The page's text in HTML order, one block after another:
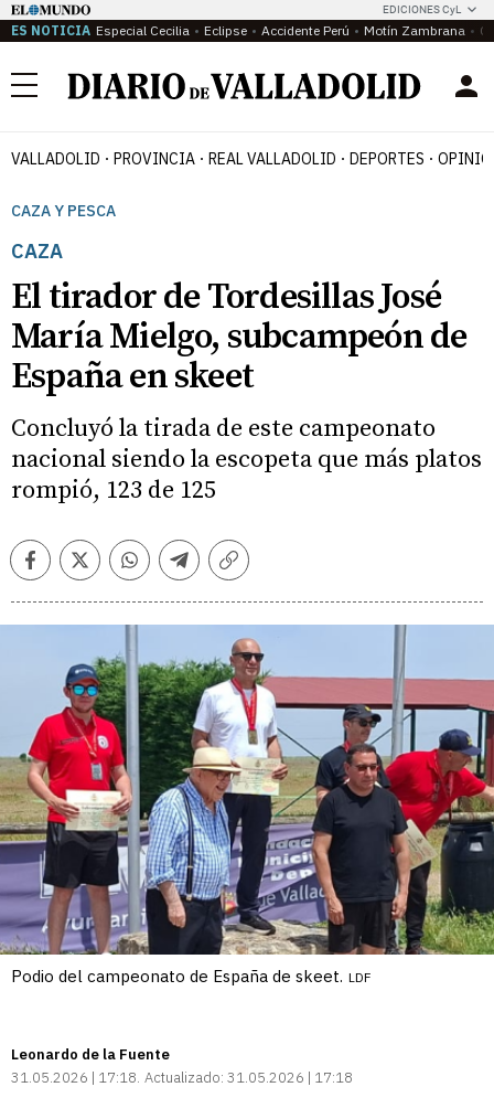
EDICIONES CyL
ES NOTICIA Especial Cecilia Eclipse Accidente Perú Motín Zambrana
Menú
VALLADOLID PROVINCIA REAL VALLADOLID DEPORTES
CAZA Y PESCA
CAZA
El tirador de Tordesillas José
María Mielgo, subcampeón de
España en skeet
Concluyó la tirada de este campeonato
nacional siendo la escopeta que más platos
rompió, 123 de 125
FacebookTwitterWhatsappTelegramCopiar
Podio del campeonato de España de skeet. LDF
Leonardo de la Fuente
31.05.2026 | 17:18 Actualizado: 31.05.2026 | 17:18